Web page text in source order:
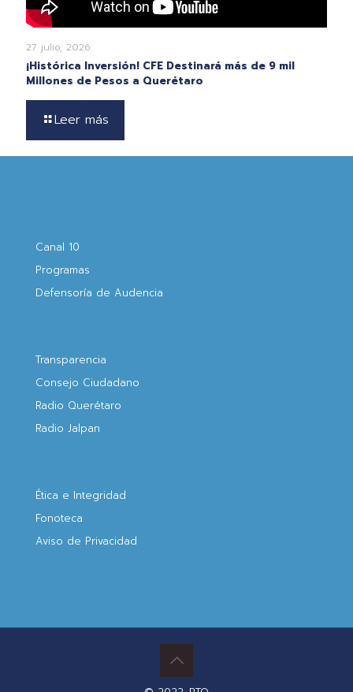
27 julio, 2026
¡Histórica Inversión! CFE Destinará más de 9 mil
Millones de Pesos a Querétaro
Leer más
Canal 10
Programas
Defensoría de Audencia
Transparencia
Consejo Ciudadano
Radio Querétaro
Radio Jalpan
Ética e Integridad
Fonoteca
Aviso de Privacidad